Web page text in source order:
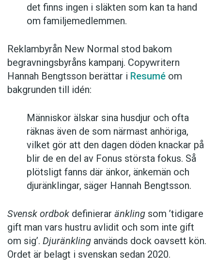
det finns ingen i släkten som kan ta hand
om familjemedlemmen.
Reklambyrån New Normal stod bakom
begravningsbyråns kampanj. Copywritern
Hannah Bengtsson berättar i Resumé om
bakgrunden till idén:
Människor älskar sina husdjur och ofta
räknas även de som närmast anhöriga,
vilket gör att den dagen döden knackar på
blir de en del av Fonus största fokus. Så
plötsligt fanns där änkor, änkemän och
djuränklingar, säger Hannah Bengtsson.
Svensk ordbok definierar änkling som ’tidigare
gift man vars hustru av­lidit och som inte gift
om sig’. Djuränkling används dock oavsett kön.
Ordet är belagt i svenskan sedan 2020.